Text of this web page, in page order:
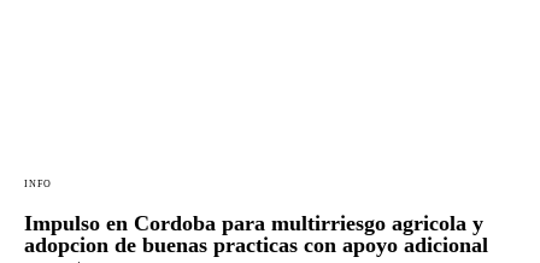
INFO
Impulso en Cordoba para multirriesgo agricola y
adopcion de buenas practicas con apoyo adicional